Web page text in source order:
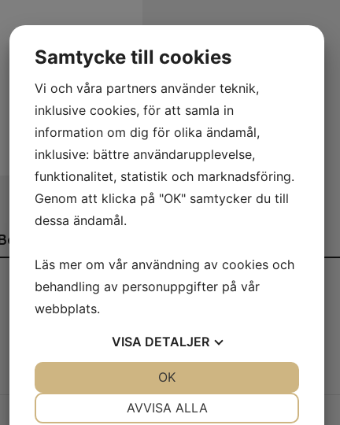
19 / 14 kg
Samtycke till cookies
Vi och våra partners använder teknik,
inklusive cookies, för att samla in
information om dig för olika ändamål,
inklusive: bättre användarupplevelse,
funktionalitet, statistik och marknadsföring.
Genom att klicka på "OK" samtycker du till
dessa ändamål.
Läs mer om vår användning av cookies och
behandling av personuppgifter på vår
webbplats.
VISA DETALJER
AVVISA ALLA
OK